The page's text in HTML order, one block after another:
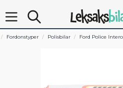
Fordonstyper Polisbilar Ford Police